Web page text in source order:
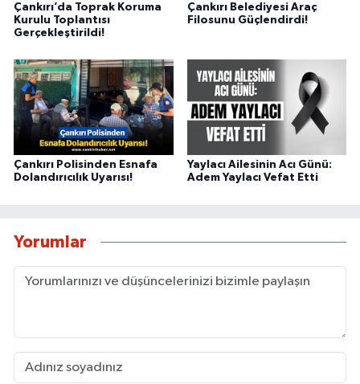
Çankırı’da Toprak Koruma
Kurulu Toplantısı
Gerçekleştirildi!
Çankırı Belediyesi Araç
Filosunu Güçlendirdi!
Çankırı Polisinden Esnafa
Dolandırıcılık Uyarısı!
Yaylacı Ailesinin Acı Günü:
Adem Yaylacı Vefat Etti
Yorumlar